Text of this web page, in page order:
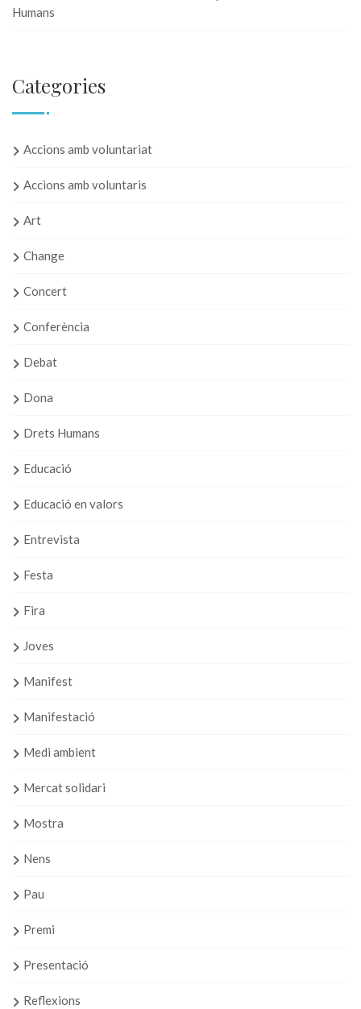
Humans
Categories
Accions amb voluntariat
Accions amb voluntaris
Art
Change
Concert
Conferència
Debat
Dona
Drets Humans
Educació
Educació en valors
Entrevista
Festa
Fira
Joves
Manifest
Manifestació
Medi ambient
Mercat solidari
Mostra
Nens
Pau
Premi
Presentació
Reflexions